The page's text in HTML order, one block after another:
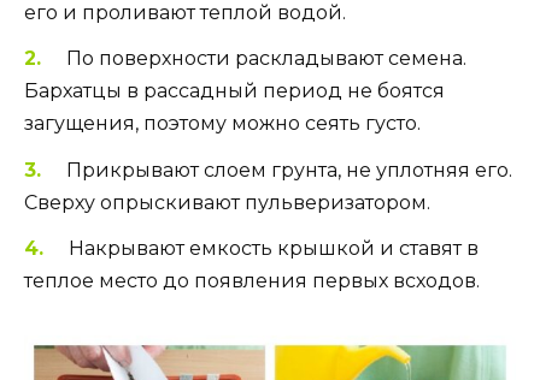
его и проливают теплой водой.
По поверхности раскладывают семена.
Бархатцы в рассадный период не боятся
загущения, поэтому можно сеять густо.
Прикрывают слоем грунта, не уплотняя его.
Сверху опрыскивают пульверизатором.
Накрывают емкость крышкой и ставят в
теплое место до появления первых всходов.